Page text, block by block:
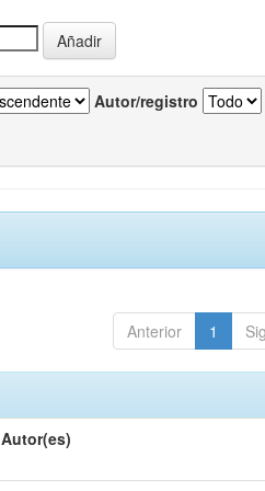
Autor/registro
Anterior 1
Autor(es)